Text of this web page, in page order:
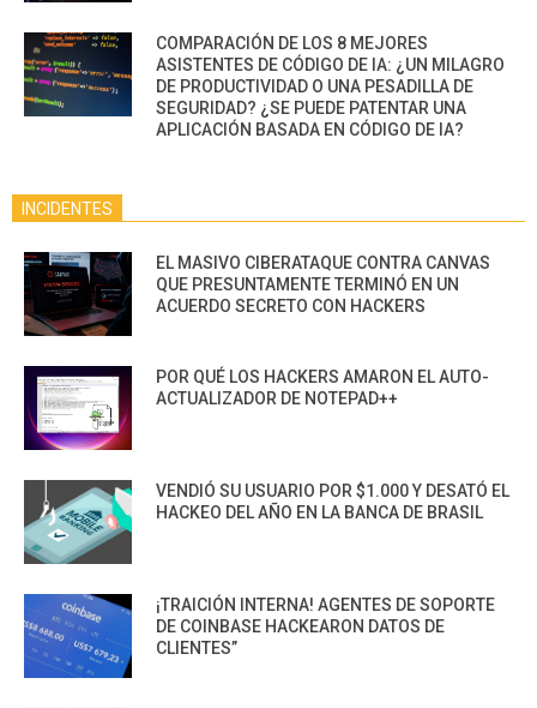
COMPARACIÓN DE LOS 8 MEJORES
ASISTENTES DE CÓDIGO DE IA: ¿UN MILAGRO
DE PRODUCTIVIDAD O UNA PESADILLA DE
SEGURIDAD? ¿SE PUEDE PATENTAR UNA
APLICACIÓN BASADA EN CÓDIGO DE IA?
INCIDENTES
EL MASIVO CIBERATAQUE CONTRA CANVAS
QUE PRESUNTAMENTE TERMINÓ EN UN
ACUERDO SECRETO CON HACKERS
POR QUÉ LOS HACKERS AMARON EL AUTO-
ACTUALIZADOR DE NOTEPAD++
VENDIÓ SU USUARIO POR $1.000 Y DESATÓ EL
HACKEO DEL AÑO EN LA BANCA DE BRASIL
¡TRAICIÓN INTERNA! AGENTES DE SOPORTE
DE COINBASE HACKEARON DATOS DE
CLIENTES”